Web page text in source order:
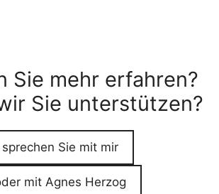
Sie mehr erfahren?
Sie unterstützen?
sprechen Sie mit mir
mit Agnes Herzog